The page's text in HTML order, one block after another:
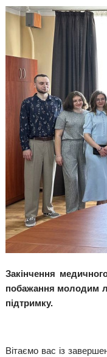
Закінчення
побажання молодим
підтримку.
Вітаємо вас із